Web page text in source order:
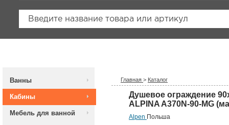
Введите название товара или артикул
Ванны
Кабины
Мебель для ванной
Главная > Каталог
Душевое ограждение
ALPINA A370N-90-MG
Alpen Польша